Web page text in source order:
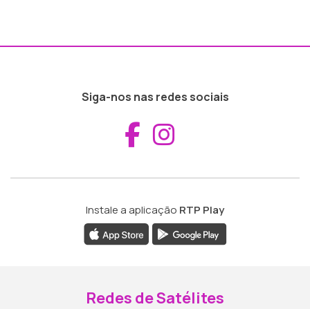
Siga-nos nas redes sociais
Aceder ao
Instale a aplicação RTP Play
Redes de Satélites